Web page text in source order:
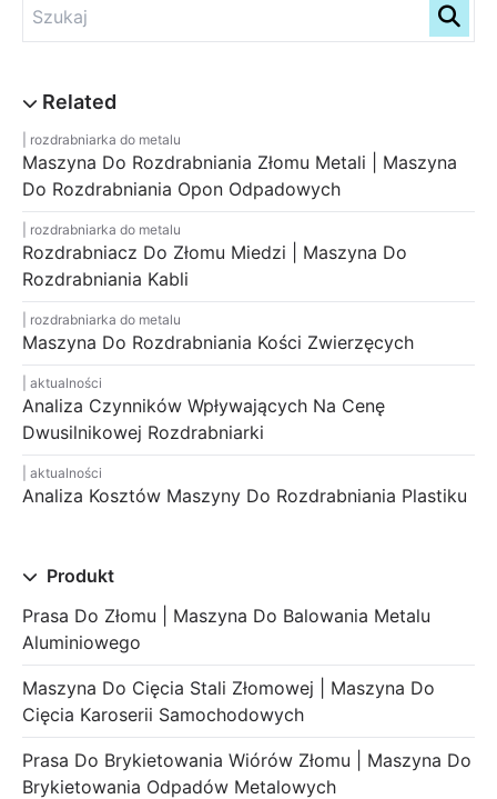
rozdrabniarka do metalu
Maszyna Do Rozdrabniania Złomu Metali | Maszyna
Do Rozdrabniania Opon Odpadowych
rozdrabniarka do metalu
Rozdrabniacz Do Złomu Miedzi | Maszyna Do
Rozdrabniania Kabli
rozdrabniarka do metalu
Maszyna Do Rozdrabniania Kości Zwierzęcych
aktualności
Analiza Czynników Wpływających Na Cenę
Dwusilnikowej Rozdrabniarki
aktualności
Analiza Kosztów Maszyny Do Rozdrabniania Plastiku
Produkt
Prasa Do Złomu | Maszyna Do Balowania Metalu
Aluminiowego
Maszyna Do Cięcia Stali Złomowej | Maszyna Do
Cięcia Karoserii Samochodowych
Prasa Do Brykietowania Wiórów Złomu | Maszyna Do
Brykietowania Odpadów Metalowych